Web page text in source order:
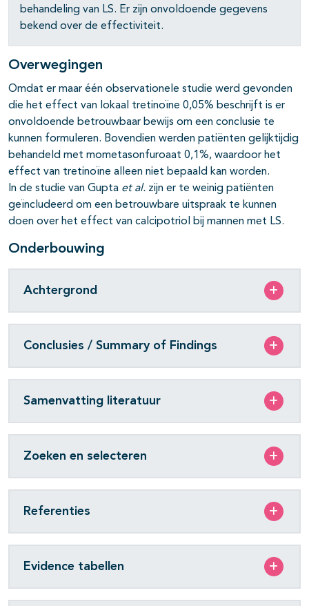
behandeling van LS. Er zijn onvoldoende gegevens
bekend over de effectiviteit.
Overwegingen
Omdat er maar één observationele studie werd gevonden
die het effect van lokaal tretinoïne 0,05% beschrijft is er
onvoldoende betrouwbaar bewijs om een conclusie te
kunnen formuleren. Bovendien werden patiënten gelijktijdig
behandeld met mometasonfuroaat 0,1%, waardoor het
effect van tretinoïne alleen niet bepaald kan worden.
In de studie van Gupta et al. zijn er te weinig patiënten
geïncludeerd om een betrouwbare uitspraak te kunnen
doen over het effect van calcipotriol bij mannen met LS.
Onderbouwing
Achtergrond
Conclusies / Summary of Findings
Samenvatting literatuur
Zoeken en selecteren
Referenties
Evidence tabellen